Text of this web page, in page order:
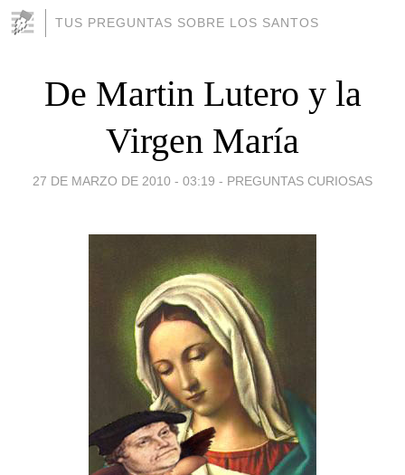
TUS PREGUNTAS SOBRE LOS SANTOS
De Martin Lutero y la
Virgen María
27 DE MARZO DE 2010 - 03:19 - PREGUNTAS CURIOSAS